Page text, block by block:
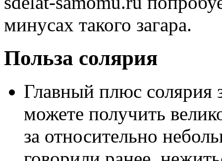
минусах такого загара.
Польза солярия
Главный плюс солярия
можете получить
за относительно